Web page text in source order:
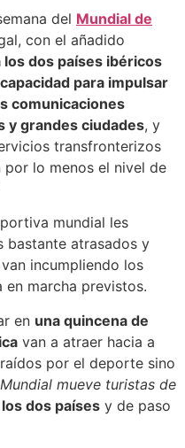
del Mundial de
con el añadido
los dos países ibéricos
para impulsar
comunicaciones
y grandes ciudades, y
transfronterizos
lo menos el nivel de
mundial les
bastante atrasados y
incumpliendo los
marcha previstos.
en una quincena de
van a atraer hacia a
por el deporte sino
mueve turistas de
dos países y de paso